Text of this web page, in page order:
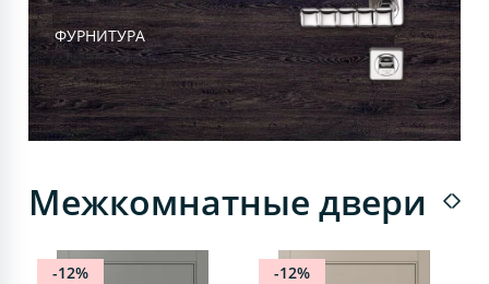
ФУРНИТУРА
Межкомнатные двери
-12% -12%